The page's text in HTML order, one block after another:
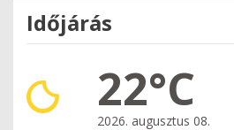
Időjárás
22°C
2026. augusztus 08.